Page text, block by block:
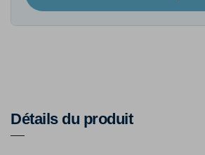
Détails du produit